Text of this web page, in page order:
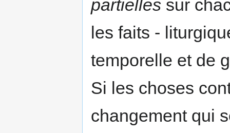
partielles sur
les faits -
temporelle et de
Si les choses
changement qui